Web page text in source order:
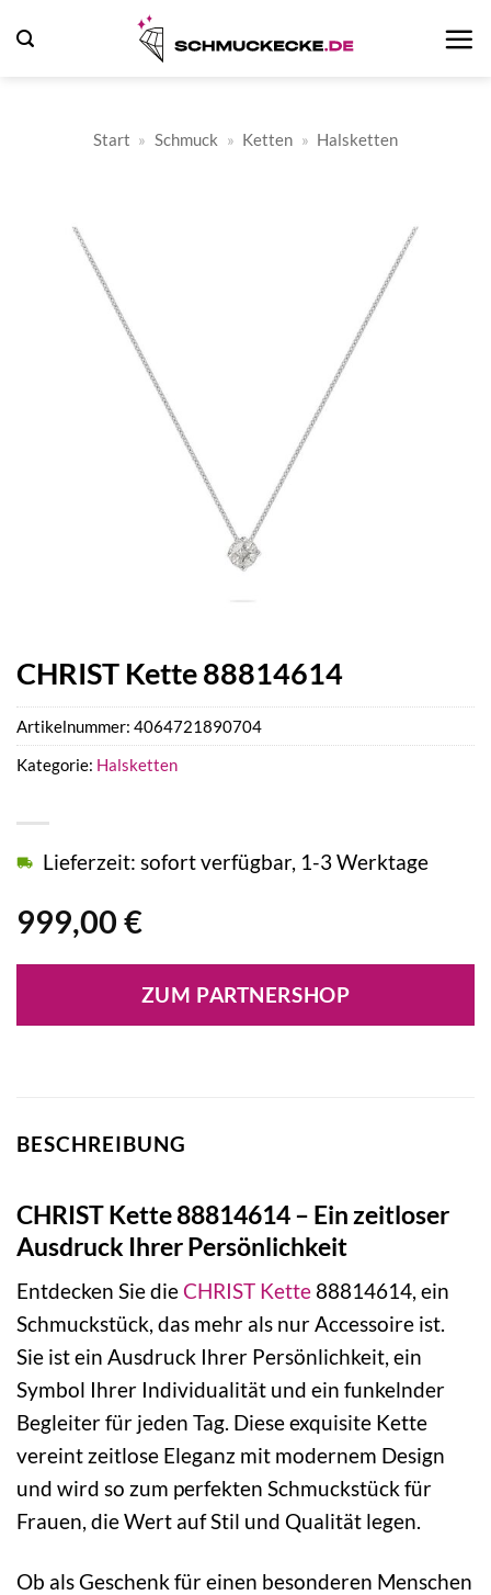
Inhalt
Start » Schmuck » Ketten » Halsketten
CHRIST Kette 88814614
999,00 €
Lieferzeit: sofort verfügbar, 1-3 Werktage
ZUM PARTNERSHOP
Artikelnummer: 4064721890704
Kategorie: Halsketten
BESCHREIBUNG
CHRIST Kette 88814614 – Ein zeitloser
Ausdruck Ihrer Persönlichkeit
Entdecken Sie dieCHRIST Kette 88814614, ein
Schmuckstück, das mehr als nur Accessoire ist.
Sie ist ein Ausdruck Ihrer Persönlichkeit, ein
Symbol Ihrer Individualität und ein funkelnder
Begleiter für jeden Tag. Diese exquisite Kette
vereint zeitlose Eleganz mit modernem Design
und wird so zum perfekten Schmuckstück für
Frauen, die Wert auf Stil und Qualität legen.
Ob als Geschenk für einen besonderen Menschen